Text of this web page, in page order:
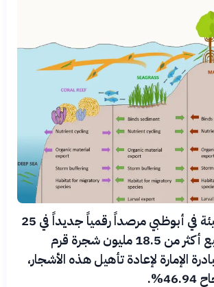
أطلقت هيئة البيئة في أبوظبي مرصداً رقمياً جديداً في 25
يوليو 2026، يتتبع أكثر من 18.5 مليون شجرة قرم
الإمارة لإعادة تأهيل هذه الأشجار،